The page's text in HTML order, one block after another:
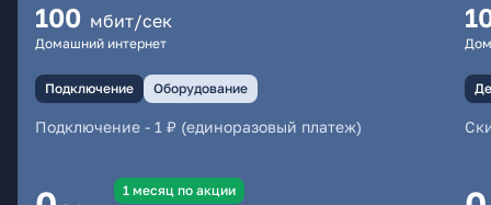
100 мбит/сек
Домашний интернет
Подключение Оборудование
Подключение - 1 ₽ (единоразовый платеж)
1 месяц по акции